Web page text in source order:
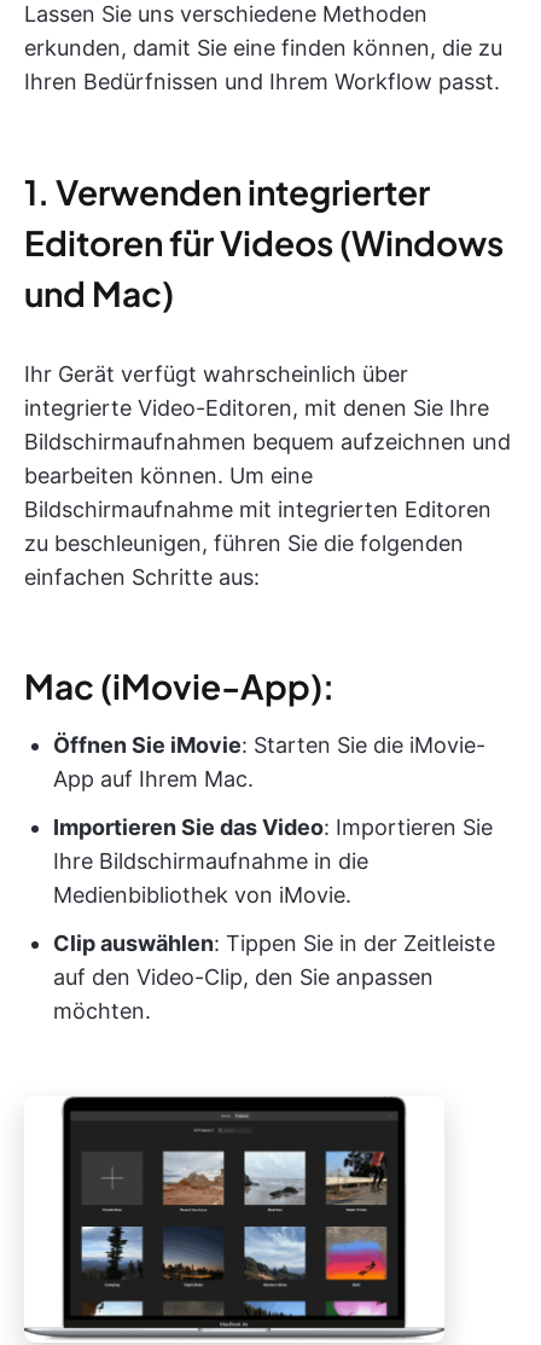
Lassen Sie uns verschiedene Methoden
erkunden, damit Sie eine finden können, die zu
Ihren Bedürfnissen und Ihrem Workflow passt.
1. Verwenden integrierter
Editoren für Videos (Windows
und Mac)
Ihr Gerät verfügt wahrscheinlich über
integrierte Video-Editoren, mit denen Sie Ihre
Bildschirmaufnahmen bequem aufzeichnen und
bearbeiten können. Um eine
Bildschirmaufnahme mit integrierten Editoren
zu beschleunigen, führen Sie die folgenden
einfachen Schritte aus:
Mac (iMovie-App):
Öffnen Sie iMovie: Starten Sie die iMovie-
App auf Ihrem Mac.
Importieren Sie das Video: Importieren Sie
Ihre Bildschirmaufnahme in die
Medienbibliothek von iMovie.
Clip auswählen: Tippen Sie in der Zeitleiste
auf den Video-Clip, den Sie anpassen
möchten.